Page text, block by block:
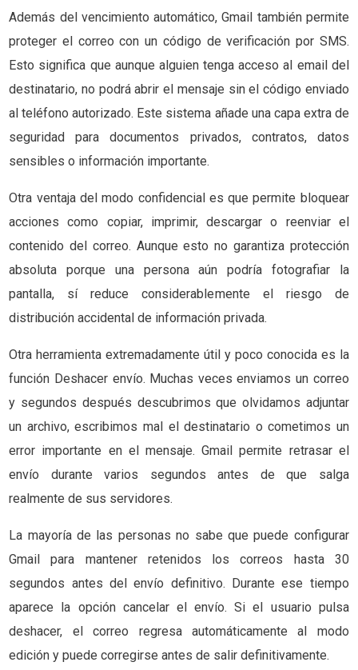
Además del vencimiento automático, Gmail también permite
proteger el correo con un código de verificación por SMS.
Esto significa que aunque alguien tenga acceso al email del
destinatario, no podrá abrir el mensaje sin el código enviado
al teléfono autorizado. Este sistema añade una capa extra de
seguridad para documentos privados, contratos, datos
sensibles o información importante.
Otra ventaja del modo confidencial es que permite bloquear
acciones como copiar, imprimir, descargar o reenviar el
contenido del correo. Aunque esto no garantiza protección
absoluta porque una persona aún podría fotografiar la
pantalla, sí reduce considerablemente el riesgo de
distribución accidental de información privada.
Otra herramienta extremadamente útil y poco conocida es la
función Deshacer envío. Muchas veces enviamos un correo
y segundos después descubrimos que olvidamos adjuntar
un archivo, escribimos mal el destinatario o cometimos un
error importante en el mensaje. Gmail permite retrasar el
envío durante varios segundos antes de que salga
realmente de sus servidores.
La mayoría de las personas no sabe que puede configurar
Gmail para mantener retenidos los correos hasta 30
segundos antes del envío definitivo. Durante ese tiempo
aparece la opción cancelar el envío. Si el usuario pulsa
deshacer, el correo regresa automáticamente al modo
edición y puede corregirse antes de salir definitivamente.